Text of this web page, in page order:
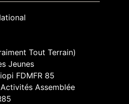
Tout Terrain)
Jeunes
FDMFR 85
Assemblée